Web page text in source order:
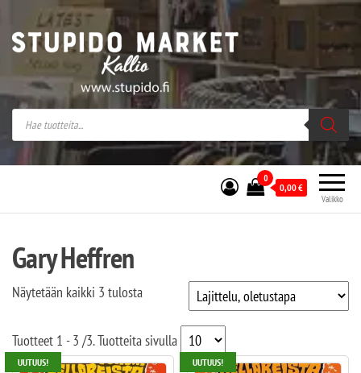
Stupido Market – verkossa ja kivijalassa
Stupido Market on vaihtoehtomusaan
erikoistunut verkko- sekä
kivijalkakauppa Helsingissä Kallion
sydämessä.
Valikko
0
0,00€
Gary Heffren
Näytetään kaikki 3 tulosta
Tuotteet 1 - 3 /3. Tuotteita sivulla
UUTUUS! UUTUUS!